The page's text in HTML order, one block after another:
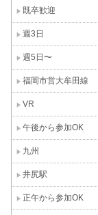
既卒歓迎
週3日
週5日〜
福岡市営大牟田線
VR
午後から参加OK
九州
井尻駅
正午から参加OK